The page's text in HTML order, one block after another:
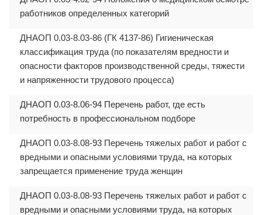
работников определенных категорий
ДНАОП 0.03-8.03-86 (ГК 4137-86) Гигиеническая
классификация труда (по показателям вредности и
опасности факторов производственной среды, тяжести
и напряженности трудового процесса)
ДНАОП 0.03-8.06-94 Перечень работ, где есть
потребность в профессиональном подборе
ДНАОП 0.03-8.08-93 Перечень тяжелых работ и работ с
вредными и опасными условиями труда, на которых
запрещается применение труда женщин
ДНАОП 0.03-8.08-93 Перечень тяжелых работ и работ с
вредными и опасными условиями труда, на которых